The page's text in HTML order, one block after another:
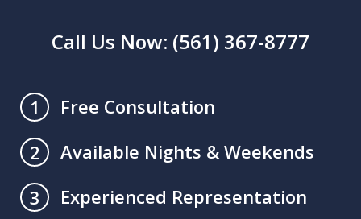
Call Us Now: (561) 367-8777
1
Free Consultation
2
Available Nights & Weekends
3
Experienced Representation